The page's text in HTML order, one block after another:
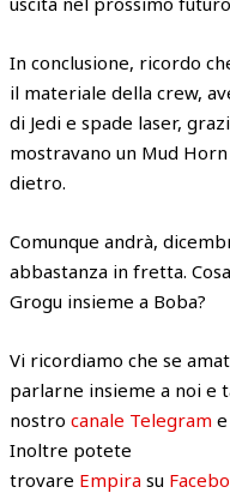
In conclusione, ricordo
il materiale della crew,
di Jedi e spade laser,
mostravano un Mud
dietro.
Comunque andrà,
abbastanza in fretta.
Grogu insieme a Boba?
Vi ricordiamo che se
parlarne insieme a noi e
nostrocanale Telegram
Inoltre potete
trovare Empira su